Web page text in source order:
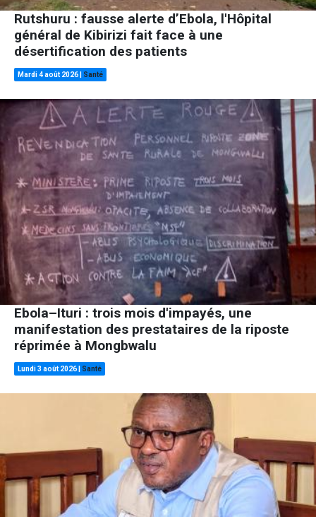
Rutshuru : fausse alerte d’Ebola, l'Hôpital
général de Kibirizi fait face à une
désertification des patients
Mardi 4 août 2026 Santé
Ebola–Ituri : trois mois d'impayés, une
manifestation des prestataires de la riposte
réprimée à Mongbwalu
Lundi 3 août 2026 Santé